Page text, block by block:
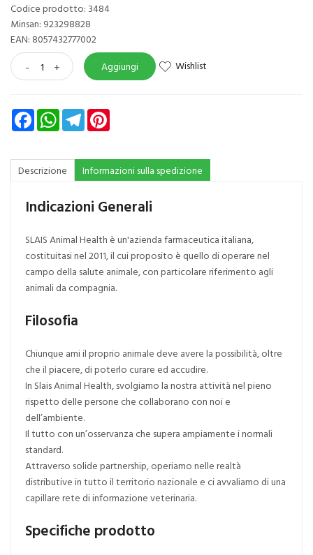
Codice prodotto: 3484
Minsan: 923298828
EAN: 8057432777002
- + Aggiungi Wishlist
FacebookWhatsAppTelegram
Descrizione Informazioni sulla spedizione
Indicazioni Generali
SLAIS Animal Health è un'azienda farmaceutica italiana,
costituitasi nel 2011, il cui proposito è quello di operare nel
campo della salute animale, con particolare riferimento agli
animali da compagnia.
Filosofia
Chiunque ami il proprio animale deve avere la possibilità, oltre
che il piacere, di poterlo curare ed accudire.
In Slais Animal Health, svolgiamo la nostra attività nel pieno
rispetto delle persone che collaborano con noi e
dell’ambiente.
Il tutto con un’osservanza che supera ampiamente i normali
standard.
Attraverso solide partnership, operiamo nelle realtà
distributive in tutto il territorio nazionale e ci avvaliamo di una
capillare rete di informazione veterinaria.
Specifiche prodotto